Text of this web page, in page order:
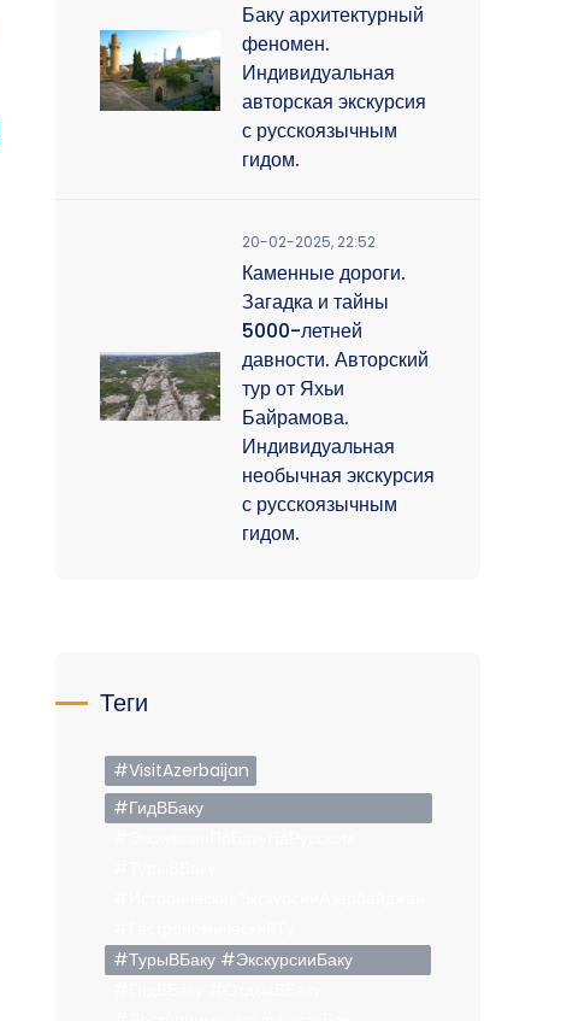
Баку архитектурный
феномен.
Индивидуальная
авторская экскурсия
с русскоязычным
гидом.
20-02-2025, 22:52
Каменные дороги.
Загадка и тайны
5000-летней
давности. Авторский
тур от Яхьи
Байрамова.
Индивидуальная
необычная экскурсия
с русскоязычным
гидом.
Теги
#VisitAzerbaijan
#ГидВБаку
#ТурыВБаку #ЭкскурсииБаку